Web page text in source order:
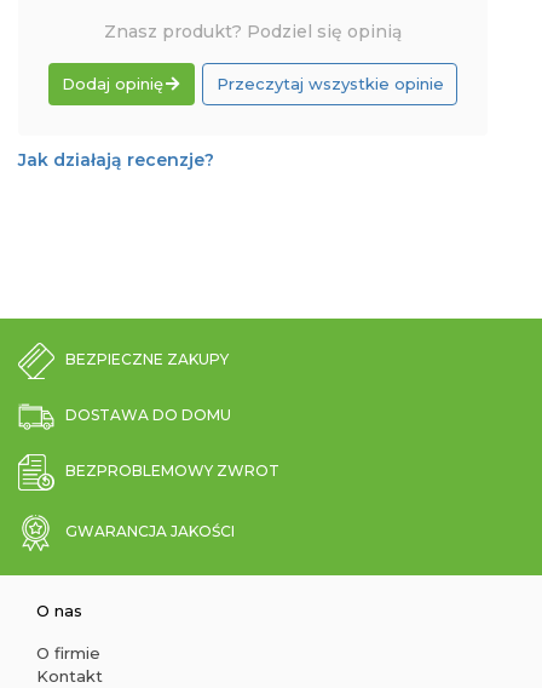
Znasz produkt? Podziel się opinią
Dodaj opinię Przeczytaj wszystkie opinie
Jak działają recenzje?
BEZPIECZNE ZAKUPY
DOSTAWA DO DOMU
BEZPROBLEMOWY ZWROT
GWARANCJA JAKOŚCI
O nas
O firmie
Kontakt